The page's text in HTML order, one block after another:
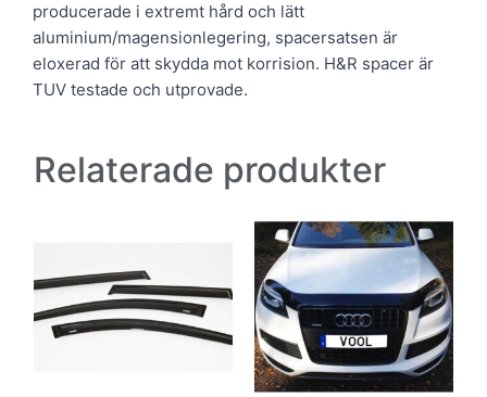
producerade i extremt hård och lätt
aluminium/magensionlegering, spacersatsen är
eloxerad för att skydda mot korrision. H&R spacer är
TUV testade och utprovade.
Relaterade produkter